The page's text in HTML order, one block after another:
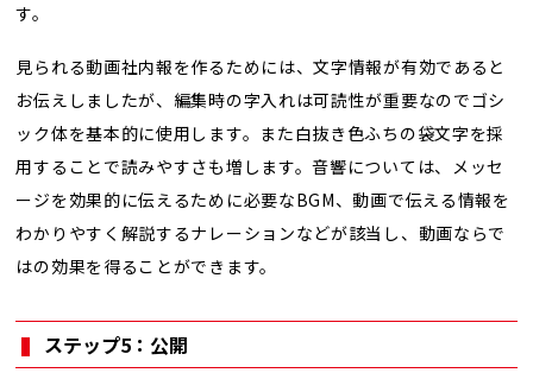
す。
見られる動画社内報を作るためには、文字情報が有効であると
お伝えしましたが、編集時の字入れは可読性が重要なのでゴシ
ック体を基本的に使用します。また白抜き色ふちの袋文字を採
用することで読みやすさも増します。音響については、メッセ
ージを効果的に伝えるために必要なBGM、動画で伝える情報を
わかりやすく解説するナレーションなどが該当し、動画ならで
はの効果を得ることができます。
ステップ5：公開